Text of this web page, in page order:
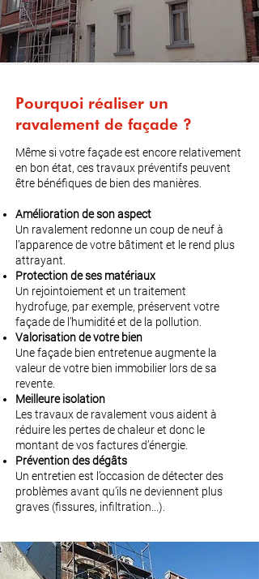
Pourquoi réaliser un
ravalement de façade ?
Même si votre façade est encore relativement
en bon état, ces travaux préventifs peuvent
être bénéfiques de bien des manières.
Amélioration de son aspect
Un ravalement redonne un coup de neuf à
l’apparence de votre bâtiment et le rend plus
attrayant.
Protection de ses matériaux
Un rejointoiement et un traitement
hydrofuge, par exemple, préservent votre
façade de l’humidité et de la pollution.
Valorisation de votre bien
Une façade bien entretenue augmente la
valeur de votre bien immobilier lors de sa
revente.
Meilleure isolation
Les travaux de ravalement vous aident à
réduire les pertes de chaleur et donc le
montant de vos factures d’énergie.
Prévention des dégâts
Un entretien est l’occasion de détecter des
problèmes avant qu’ils ne deviennent plus
graves (fissures, infiltration...).